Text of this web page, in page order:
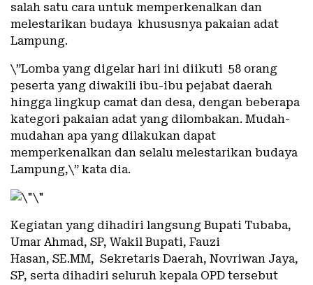
salah satu cara untuk memperkenalkan dan
melestarikan budaya khususnya pakaian adat
Lampung.
\”Lomba yang digelar hari ini diikuti 58 orang
peserta yang diwakili ibu-ibu pejabat daerah
hingga lingkup camat dan desa, dengan beberapa
kategori pakaian adat yang dilombakan. Mudah-
mudahan apa yang dilakukan dapat
memperkenalkan dan selalu melestarikan budaya
Lampung,\” kata dia.
Kegiatan yang dihadiri langsung Bupati Tubaba,
Umar Ahmad, SP, Wakil Bupati, Fauzi
Hasan, SE.MM, Sekretaris Daerah, Novriwan Jaya,
SP, serta dihadiri seluruh kepala OPD tersebut